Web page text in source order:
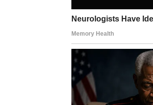
PORUKA
Za Vodoliju – vreme je
Za Lava – vreme je da
Noćas se seje seme
dugoročan efekat. Ovo
dinamike odnosa kako